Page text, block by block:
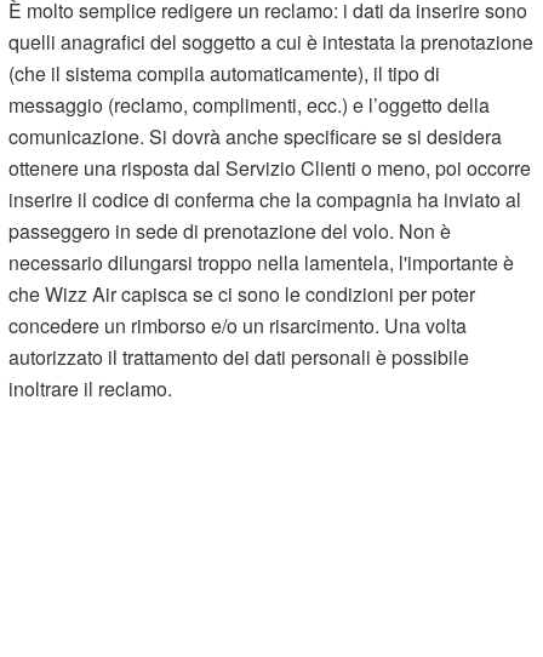
È molto semplice redigere un reclamo: i dati da inserire sono
quelli anagrafici del soggetto a cui è intestata la prenotazione
(che il sistema compila automaticamente), il tipo di
messaggio (reclamo, complimenti, ecc.) e l’oggetto della
comunicazione. Si dovrà anche specificare se si desidera
ottenere una risposta dal Servizio Clienti o meno, poi occorre
inserire il codice di conferma che la compagnia ha inviato al
passeggero in sede di prenotazione del volo. Non è
necessario dilungarsi troppo nella lamentela, l'importante è
che Wizz Air capisca se ci sono le condizioni per poter
concedere un rimborso e/o un risarcimento. Una volta
autorizzato il trattamento dei dati personali è possibile
inoltrare il reclamo.